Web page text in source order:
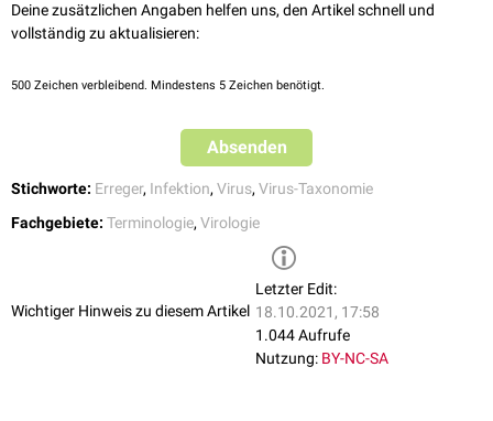
Deine zusätzlichen Angaben helfen uns, den Artikel schnell und
vollständig zu aktualisieren:
500 Zeichen verbleibend. Mindestens 5 Zeichen benötigt.
Absenden
Stichworte: Erreger, Infektion, Virus, Virus-Taxonomie
Fachgebiete: Terminologie, Virologie
Wichtiger Hinweis zu diesem Artikel
Letzter Edit:
18.10.2021, 17:58
1.044 Aufrufe
Nutzung: BY-NC-SA